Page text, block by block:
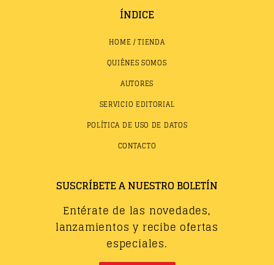
ÍNDICE
HOME / TIENDA
QUIÉNES SOMOS
AUTORES
SERVICIO EDITORIAL
POLÍTICA DE USO DE DATOS
CONTACTO
SUSCRÍBETE A NUESTRO BOLETÍN
Entérate de las novedades,
lanzamientos y recibe ofertas
especiales.